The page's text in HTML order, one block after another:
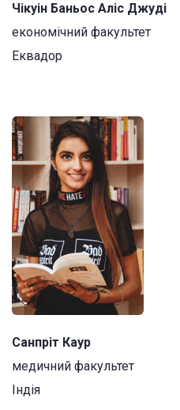
Чікуін Баньос Аліс Джуді
економічний факультет
Еквадор
Санпріт Каур
медичний факультет
Індія